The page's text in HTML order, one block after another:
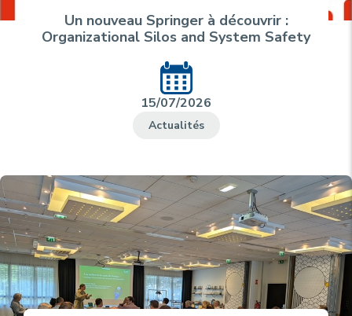
Un nouveau Springer à découvrir :
Organizational Silos and System Safety
15/07/2026
Actualités